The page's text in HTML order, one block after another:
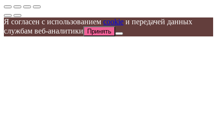
Я согласен с использованием cookie и передачей данных
службам веб-аналитики
Принять